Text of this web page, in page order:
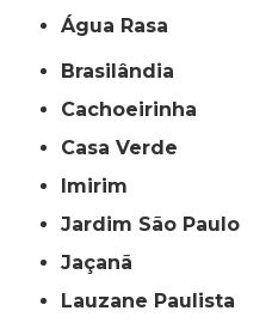
Água Rasa
Brasilândia
Cachoeirinha
Casa Verde
Imirim
Jardim São Paulo
Jaçanã
Lauzane Paulista